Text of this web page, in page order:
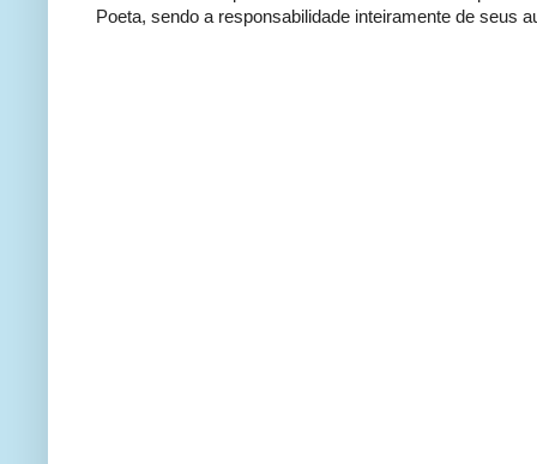
Poeta, sendo a responsabilidade inteiramente de seus